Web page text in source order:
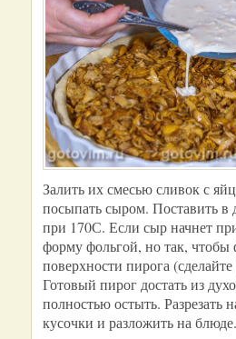
Залить их смесью сливок с
посыпать сыром. Поставить в
при 170С. Если сыр начнет
форму фольгой, но так, чтобы
поверхности пирога
Готовый пирог достать из
полностью остыть. Разрезать
кусочки и разложить на блюде.